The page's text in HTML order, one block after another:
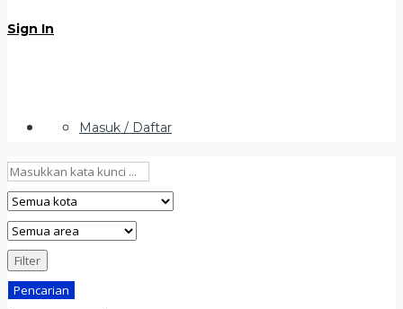
Sign In
Masuk / Daftar
Filter
Pencarian